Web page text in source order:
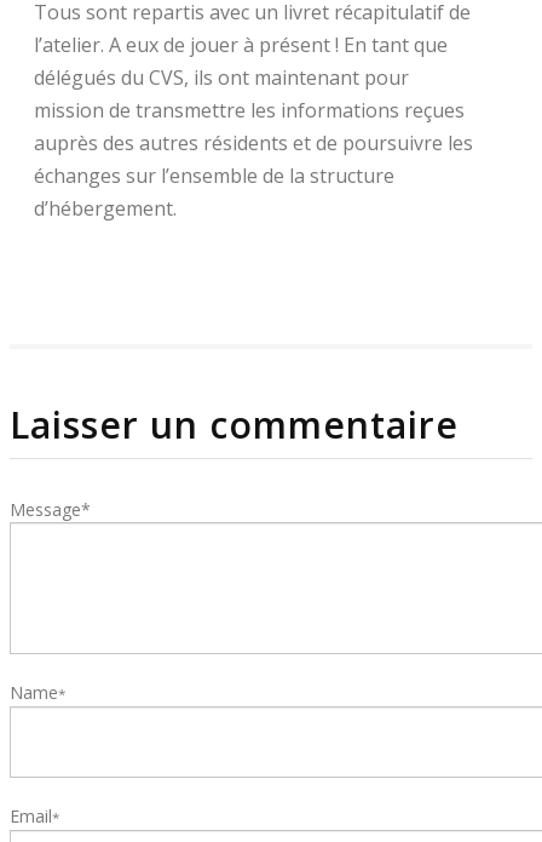
Tous sont repartis avec un livret récapitulatif de
l’atelier. A eux de jouer à présent ! En tant que
délégués du CVS, ils ont maintenant pour
mission de transmettre les informations reçues
auprès des autres résidents et de poursuivre les
échanges sur l’ensemble de la structure
d’hébergement.
Laisser un commentaire
Message*
Name*
Email*